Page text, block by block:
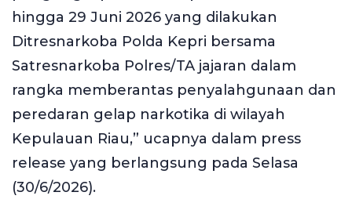
hingga 29 Juni 2026 yang dilakukan
Ditresnarkoba Polda Kepri bersama
Satresnarkoba Polres/TA jajaran dalam
rangka memberantas penyalahgunaan dan
peredaran gelap narkotika di wilayah
Kepulauan Riau,” ucapnya dalam press
release yang berlangsung pada Selasa
(30/6/2026).